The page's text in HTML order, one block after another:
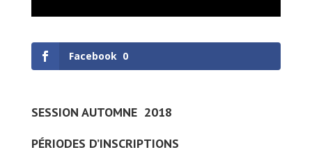
Facebook 0
SESSION AUTOMNE 2018
PÉRIODES D’INSCRIPTIONS